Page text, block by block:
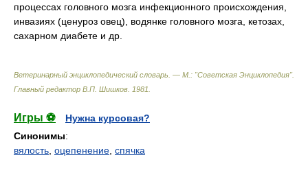
процессах головного мозга инфекционного происхождения,
инвазиях (ценуроз овец), водянке головного мозга, кетозах,
сахарном диабете и др.
Ветеринарный энциклопедический словарь. — М.: "Советская Энциклопедия".
Главный редактор В.П. Шишков 1981
Игры ⚽
Нужна курсовая?
Синонимы:
вялость оцепенение спячка